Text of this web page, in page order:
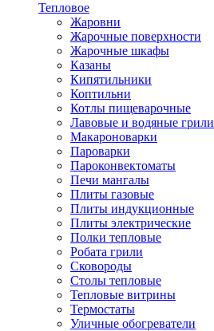
Тепловое
Жаровни
Жарочные поверхности
Жарочные шкафы
Казаны
Кипятильники
Коптильни
Котлы пищеварочные
Лавовые и водяные грили
Макароноварки
Пароварки
Пароконвектоматы
Печи мангалы
Плиты газовые
Плиты индукционные
Плиты электрические
Полки тепловые
Робата грили
Сковороды
Столы тепловые
Тепловые витрины
Термостаты
Уличные обогреватели